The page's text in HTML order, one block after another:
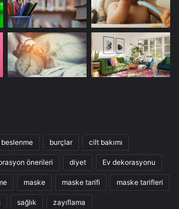
beslenme burçlar cilt bakımı
önerileri diyet Ev dekorasyonu
maske maske tarifi maske tarifleri
sağlık zayıflama